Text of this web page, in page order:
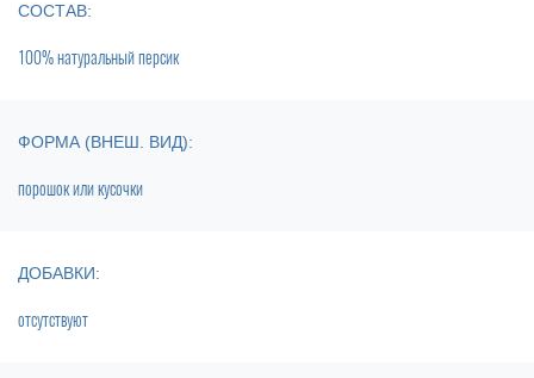
СОСТАВ:
100% натуральный персик
ФОРМА (ВНЕШ. ВИД):
порошок или кусочки
ДОБАВКИ:
отсутствуют